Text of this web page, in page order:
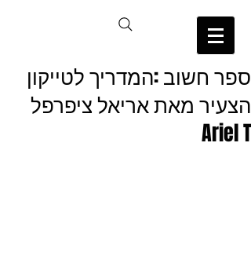
ספר חשוב :המדריך לטייקון
הצעיר מאת אריאל ציפרפל
Ariel T